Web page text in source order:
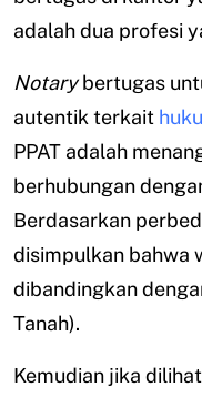
adalah dua profesi
Notarybertugas
autentik terkait
PPAT adalah
berhubungan
Berdasarkan
disimpulkan bahwa
dibandingkan
Tanah).
Kemudian jika